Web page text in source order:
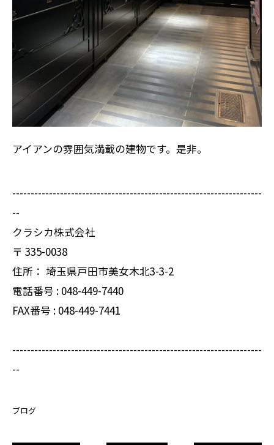
アイアンの雰囲気満載の建物です。是非。
--------------------------------------------------------------------
--
クラシカ株式会社
〒 335-0038
住所： 埼玉県戸田市美女木北3-3-2
電話番号 : 048-449-7440
FAX番号 : 048-449-7441
--------------------------------------------------------------------
--
ブログ